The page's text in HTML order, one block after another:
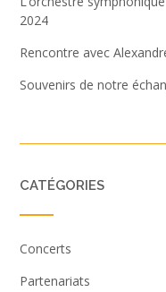
2024
Rencontre avec
Souvenirs de notre
CATÉGORIES
Concerts
Partenariats